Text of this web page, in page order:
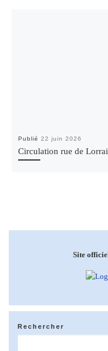
Publié 22 juin 2026
Circulation rue de
Site
Rechercher